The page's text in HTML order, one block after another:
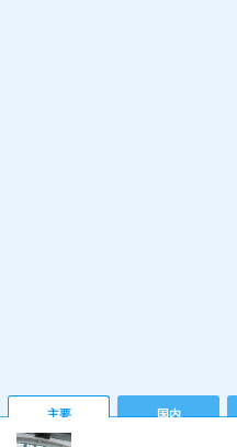
主要 国内